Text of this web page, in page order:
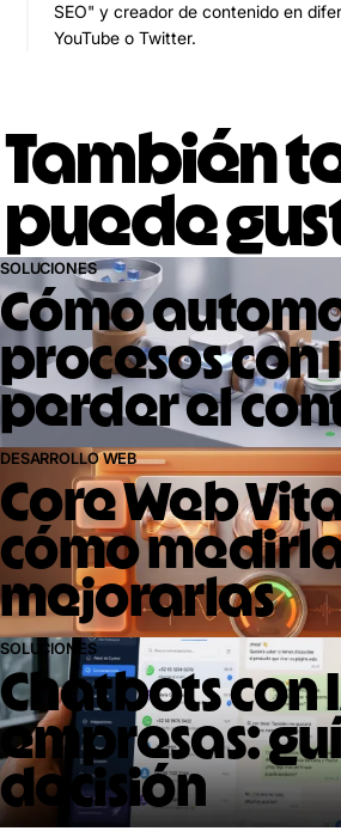
SEO" y creador de contenido en
YouTube o Twitter.
También
puede
SOLUCIONES
Cómo
procesos con
perder el
DESARROLLO WEB
Core Web
cómo
mejorarlas
SOLUCIONES
Chatbots con
empresas:
decisión